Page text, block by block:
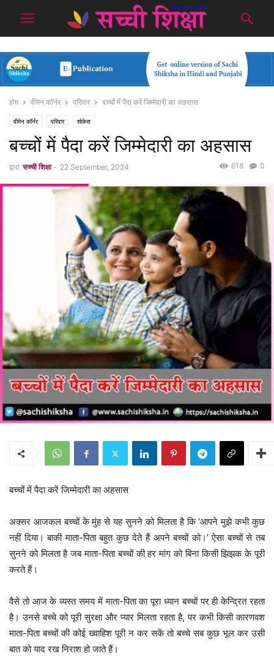
होम वीमेन कॉर्नर परिवार बच्चों में पैदा करें जिम्मेदारी का अहसास
वीमेन कॉर्नर परिवार शोकेस
बच्चों में पैदा करें जिम्मेदारी का अहसास
द्वारा सच्ची शिक्षा - 22 September, 2024 0
618
बच्चों में पैदा करें जिम्मेदारी का अहसास
अक्सर आजकल बच्चों के मुंह से यह सुनने को मिलता है कि ‘आपने मुझे कभी कुछ
नहीं दिया। बाकी माता-पिता बहुत कुछ देते हैं अपने बच्चों को।’ ऐसा बच्चों से तब
सुनने को मिलता है जब माता-पिता बच्चों की हर मांग को बिना किसी झिझक के पूरी
करते हैं।
वैसे तो आज के व्यस्त समय में माता-पिता का पूरा ध्यान बच्चों पर ही केन्द्रित रहता
है। उनसे बच्चे को पूरी सुरक्षा और प्यार मिलता रहता है, पर कभी किसी कारणवश
माता-पिता बच्चों की कोई ख्वाहिश पूरी न कर सकें तो बच्चे सब कुछ भूल कर उसी
बात को याद रख निराश हो जाते हैं।